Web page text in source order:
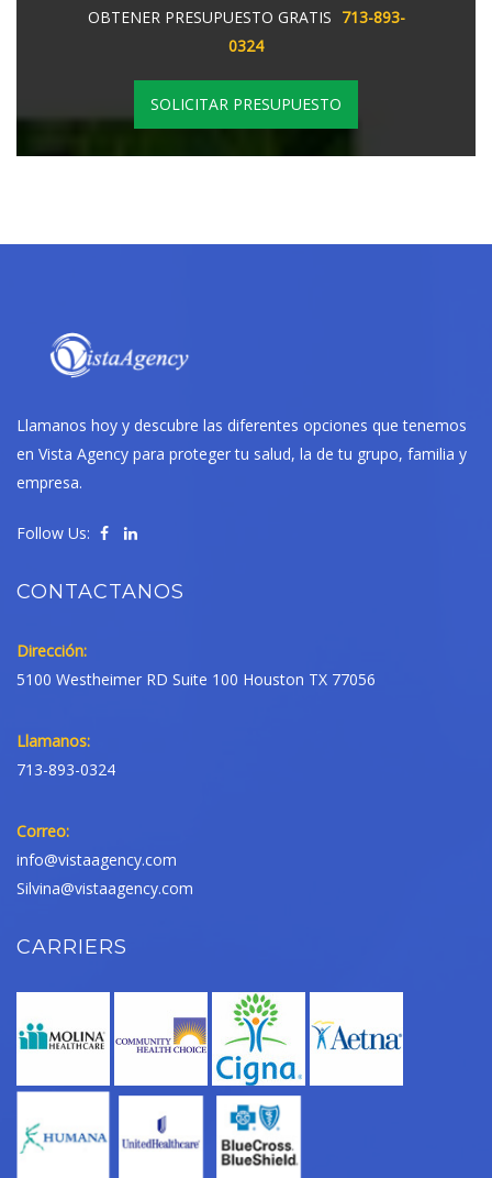
OBTENER PRESUPUESTO GRATIS 713-893-
0324
SOLICITAR PRESUPUESTO
Llamanos hoy y descubre las diferentes opciones que tenemos
en Vista Agency para proteger tu salud, la de tu grupo, familia y
empresa.
Follow Us:
CONTACTANOS
Dirección:
5100 Westheimer RD Suite 100 Houston TX 77056
Llamanos:
713-893-0324
Correo:
info@vistaagency.com
Silvina@vistaagency.com
CARRIERS